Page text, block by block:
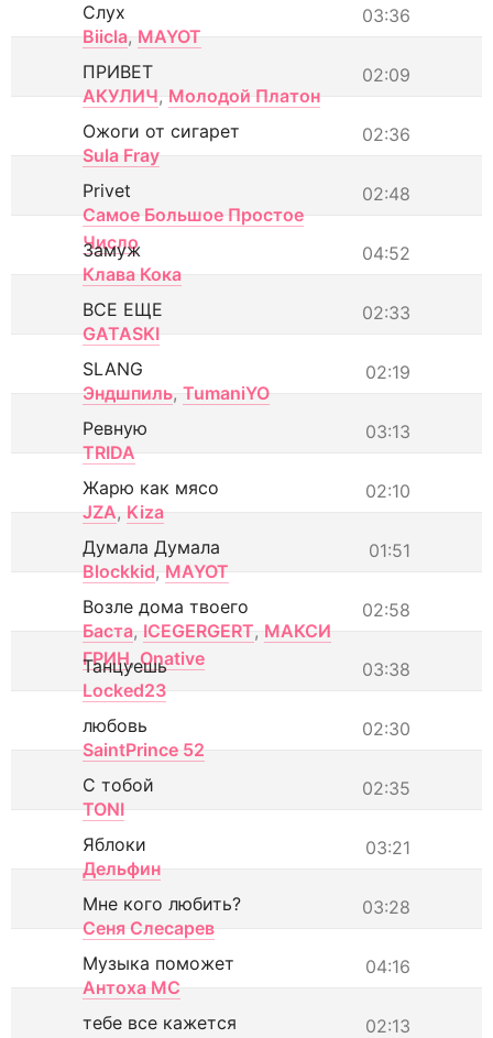
03:36
Слух
Biicla, MAYOT
02:09
ПРИВЕТ
АКУЛИЧ, Молодой Платон
02:36
Ожоги от сигарет
Sula Fray
02:48
Privet
Самое Большое Простое
Число
04:52
Замуж
Клава Кока
02:33
ВСЕ ЕЩЕ
GATASKI
02:19
SLANG
Эндшпиль, TumaniYO
03:13
Ревную
TRIDA
02:10
Жарю как мясо
JZA, Kiza
01:51
Думала Думала
Blockkid, MAYOT
02:58
Возле дома твоего
Баста, ICEGERGERT, МАКСИ
ГРИН, Onative 03:38
Танцуешь
Locked23
02:30
любовь
SaintPrince 52
02:35
С тобой
TONI
03:21
Яблоки
Дельфин
03:28
Мне кого любить?
Сеня Слесарев
04:16
Музыка поможет
Антоха МС
02:13
тебе все кажется